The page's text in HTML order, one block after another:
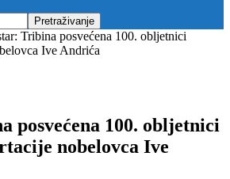
Tribina posvećena 100. obljetnici
Ive Andrića
posvećena 100. obljetnici
nobelovca Ive